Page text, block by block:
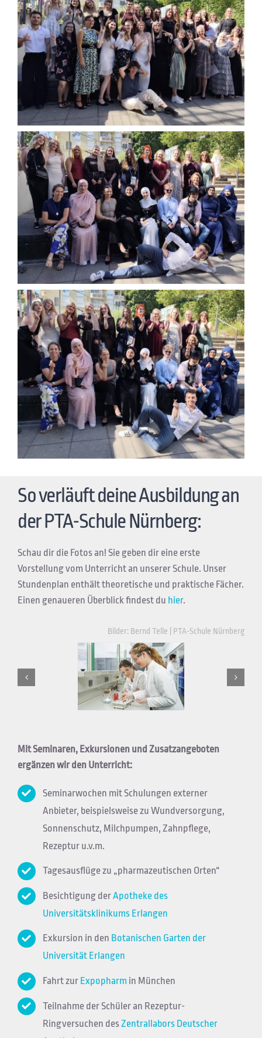
So verläuft deine Ausbildung an
der PTA-Schule Nürnberg:
Schau dir die Fotos an! Sie geben dir eine erste
Vorstellung vom Unterricht an unserer Schule. Unser
Stundenplan enthält theoretische und praktische Fächer.
Einen genaueren Überblick findest du hier.
Bilder: Bernd Telle | PTA-Schule Nürnberg
Mit Seminaren, Exkursionen und Zusatzangeboten
ergänzen wir den Unterricht:
Seminarwochen mit Schulungen externer
Anbieter, beispielsweise zu Wundversorgung,
Sonnenschutz, Milchpumpen, Zahnpflege,
Rezeptur u.v.m.
Tagesausflüge zu „pharmazeutischen Orten“
Besichtigung derApotheke des
Universitätsklinikums Erlangen
Exkursion in den Botanischen Garten der
Universität Erlangen
Fahrt zur Expopharm in München
Teilnahme der Schüler an Rezeptur-
Ringversuchen desZentrallabors Deutscher